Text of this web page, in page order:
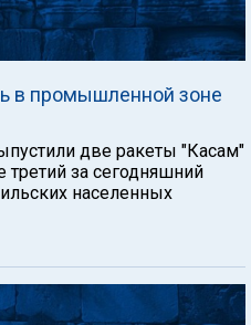
в промышленной зоне
две ракеты "Касам"
за сегодняшний
населенных